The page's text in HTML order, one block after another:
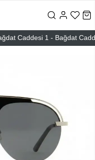
Caddesi 1 - Bağdat